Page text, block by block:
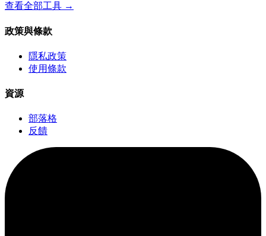
查看全部工具 →
政策與條款
隱私政策
使用條款
資源
部落格
反饋